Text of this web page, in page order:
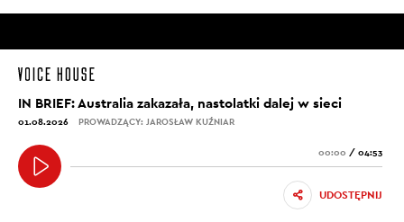
IN BRIEF: Australia zakazała, nastolatki dalej w sieci
01.08.2026 PROWADZĄCY: JAROSŁAW KUŹNIAR
00:00 / 04:53
UDOSTĘPNIJ